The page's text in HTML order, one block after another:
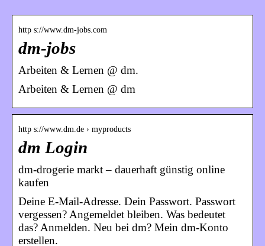
http s://www.dm-jobs.com
dm-jobs
Arbeiten & Lernen @ dm.
Arbeiten & Lernen @ dm
http s://www.dm.de › myproducts
dm Login
dm-drogerie markt – dauerhaft günstig online
kaufen
Deine E-Mail-Adresse. Dein Passwort. Passwort
vergessen? Angemeldet bleiben. Was bedeutet
das? Anmelden. Neu bei dm? Mein dm-Konto
erstellen.